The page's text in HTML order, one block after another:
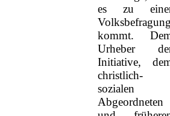
es zu
Volksbefragung
kommt.
Urheber
Initiative,
christlich-
sozialen
Abgeordneten